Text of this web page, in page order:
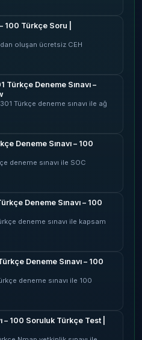
100 Türkçe Soru |
oluşan ücretsiz CEH
Deneme Sınavı –
Türkçe deneme sınavı ile ağ
Deneme Sınavı – 100
deneme sınavı ile SOC
Deneme Sınavı – 100
deneme sınavı ile kapsam
Deneme Sınavı – 100
deneme sınavı ile 100
– 100 Soruluk Türkçe Test |